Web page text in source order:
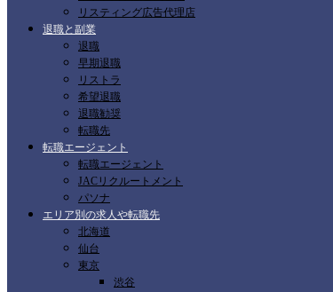
リスティング広告代理店
退職と副業
退職
早期退職
リストラ
希望退職
退職勧奨
転職先
転職エージェント
転職エージェント
JACリクルートメント
パソナ
エリア別の求人や転職先
北海道
仙台
東京
渋谷